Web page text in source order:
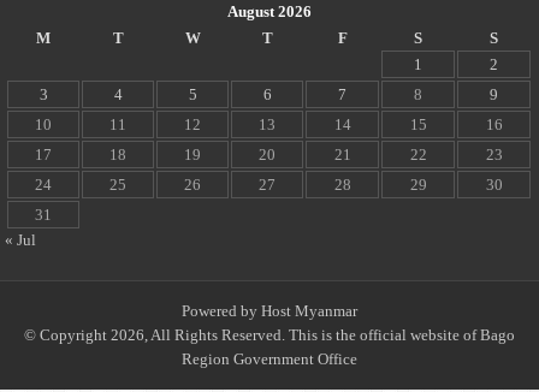
August 2026
M
T W T F S
S
1
2
3
4 5 6 7 8
9
10
11 12 13 14 15
16
17
18 19 20 21 22
23
24
25 26 27 28 29
30
31
« Jul
Powered by Host Myanmar
© Copyright 2026, All Rights Reserved. This is the official website of Bago
Region Government Office